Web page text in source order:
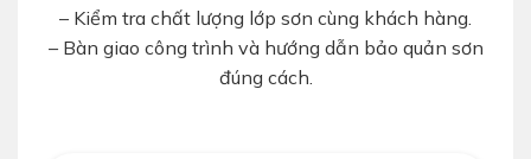
– Kiểm tra chất lượng lớp sơn cùng khách hàng.
– Bàn giao công trình và hướng dẫn bảo quản sơn
đúng cách.